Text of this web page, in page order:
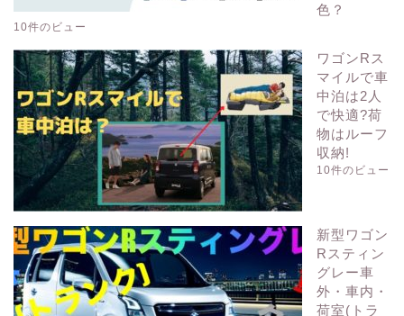
色？
10件のビュー
ワゴンRス
マイルで車
中泊は2人
で快適?荷
物はルーフ
収納!
10件のビュー
新型ワゴン
Rスティン
グレー車
外・車内・
荷室(トラ